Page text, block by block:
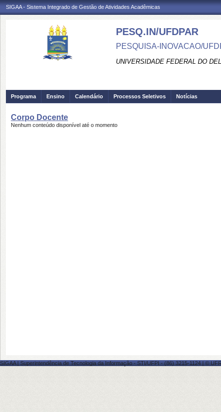
SIGAA - Sistema Integrado de Gestão de Atividades Acadêmicas
PESQ.IN/UFDPAR
PESQUISA-INOVACAO/
UNIVERSIDADE FEDERAL DO
Programa Ensino Calendário Processos Seletivos Notícias
Corpo Docente
Nenhum conteúdo disponível até o momento
SIGAA | Superintendência de Tecnologia da Informação - STI/UFPI - (86) 3215-1124 | ©